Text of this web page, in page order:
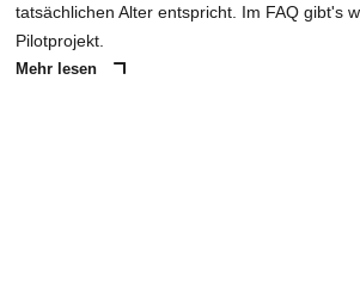
tatsächlichen Alter entspricht. Im FAQ gibt's
Pilotprojekt.
Mehr lesen